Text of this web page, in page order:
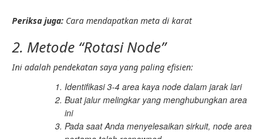
Periksa juga: Cara mendapatkan meta di karat
2. Metode “Rotasi Node”
Ini adalah pendekatan saya yang paling efisien:
Identifikasi 3-4 area kaya node dalam jarak lari
Buat jalur melingkar yang menghubungkan area
ini
Pada saat Anda menyelesaikan sirkuit, node area